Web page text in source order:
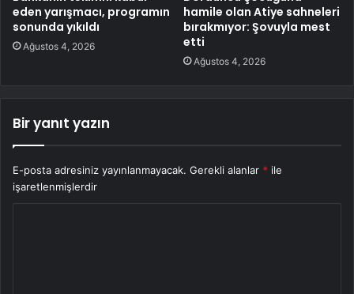
eden yarışmacı, programın
sonunda yıkıldı
Ağustos 4, 2026
hamile olan Atiye sahneleri
bırakmıyor: Şovuyla mest
etti
Ağustos 4, 2026
Bir yanıt yazın
E-posta adresiniz yayınlanmayacak. Gerekli alanlar * ile
işaretlenmişlerdir